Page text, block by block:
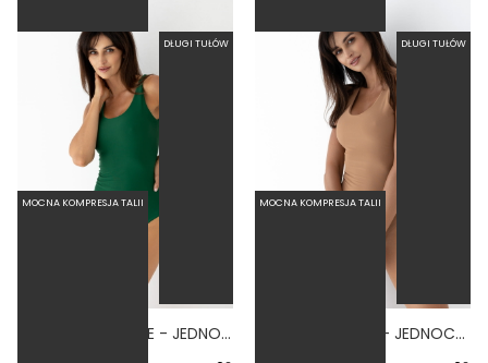
DŁUGI TUŁÓW
BASIC TALL JUNGLE - JEDNOCZĘŚCIOWY STRÓJ KĄPIELOWY DLA WYSOKICH MODELUJĄCY ZIELONY
DŁUGI TUŁÓW
BASIC TALL NUDE - JEDNOCZĘŚCIOWY STRÓJ KĄPIELOWY DLA WYSOKICH MODELUJĄCY CIELISTY
MOCNA KOMPRESJA TALII MOCNA KOMPRESJA TALII